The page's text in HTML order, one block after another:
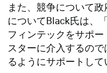
また、競争について
についてBlack氏は、
フィンテックをサポ
スターに介入するの
るようにサポートして